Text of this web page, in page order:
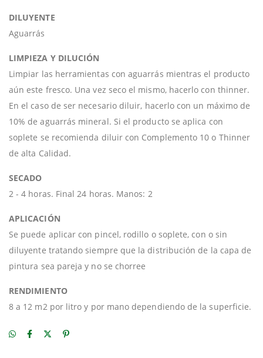
DILUYENTE
Aguarrás
LIMPIEZA Y DILUCIÓN
Limpiar las herramientas con aguarrás mientras el producto
aún este fresco. Una vez seco el mismo, hacerlo con thinner.
En el caso de ser necesario diluir, hacerlo con un máximo de
10% de aguarrás mineral. Si el producto se aplica con
soplete se recomienda diluir con Complemento 10 o Thinner
de alta Calidad.
SECADO
2 - 4 horas. Final 24 horas. Manos: 2
APLICACIÓN
Se puede aplicar con pincel, rodillo o soplete, con o sin
diluyente tratando siempre que la distribución de la capa de
pintura sea pareja y no se chorree
RENDIMIENTO
8 a 12 m2 por litro y por mano dependiendo de la superficie.